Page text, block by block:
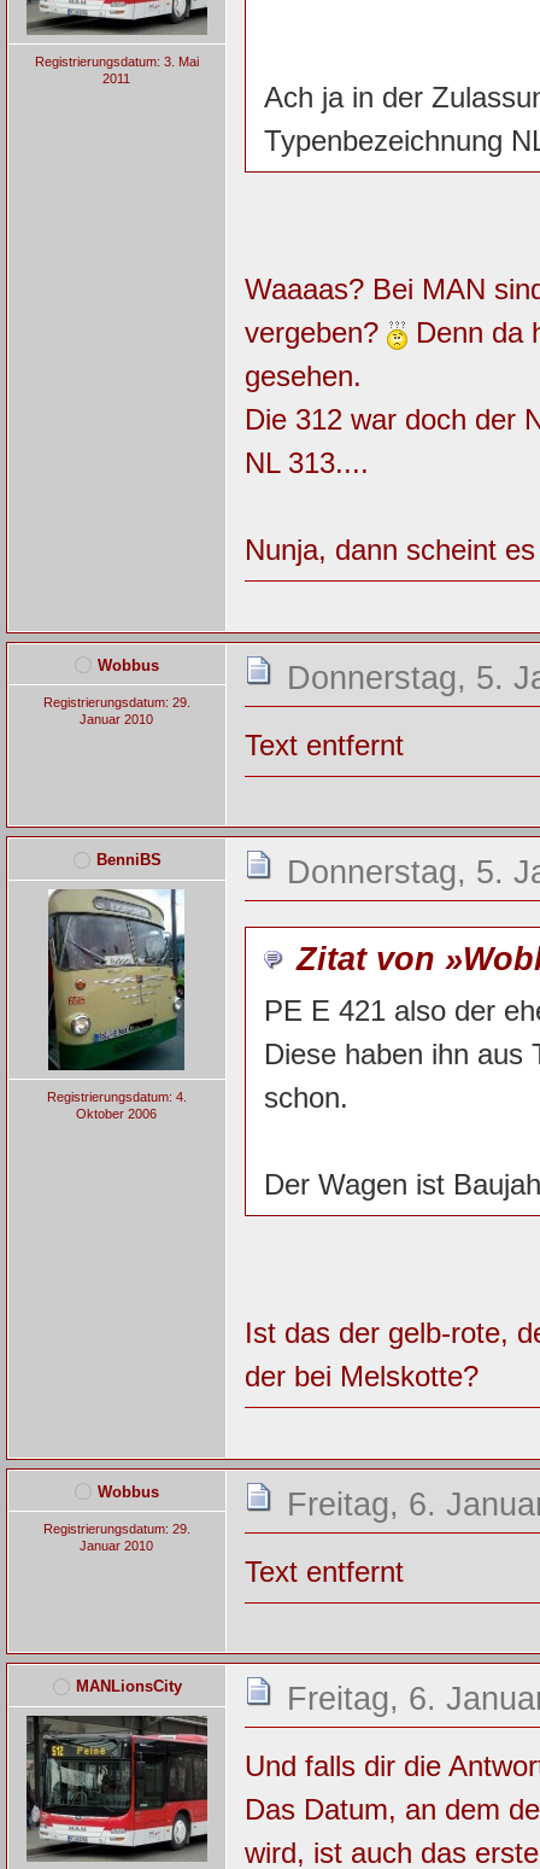
Registrierungsdatum: 3. Mai
2011
Ach ja in der
Typenbezeichnung
Waaaas? Bei MAN
vergeben?
Denn da
gesehen.
Die 312 war doch der
NL 313....
Nunja, dann scheint
Wobbus
Registrierungsdatum: 29.
Januar 2010
Donnerstag, 5.
Text entfernt
BenniBS
Registrierungsdatum: 4.
Oktober 2006
Donnerstag, 5.
Zitat von
PE E 421 also der
Diese haben ihn aus
schon.
Der Wagen ist
Ist das der gelb-rote,
der bei Melskotte?
Wobbus
Registrierungsdatum: 29.
Januar 2010
Freitag, 6.
Text entfernt
MANLionsCity Freitag, 6.
Und falls dir die
Das Datum, an dem
wird, ist auch das